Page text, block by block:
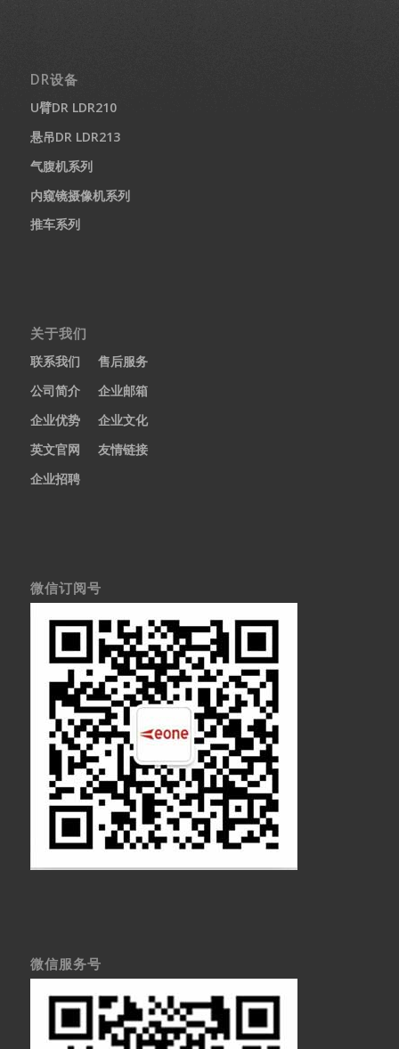
DR设备
U臂DR LDR210
悬吊DR LDR213
气腹机系列
内窥镜摄像机系列
推车系列
关于我们
联系我们
售后服务
公司简介
企业邮箱
企业优势
企业文化
英文官网
友情链接
企业招聘
微信订阅号
微信服务号